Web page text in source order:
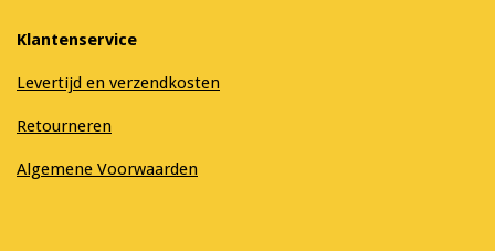
Klantenservice
Levertijd en verzendkosten
Retourneren
Algemene Voorwaarden